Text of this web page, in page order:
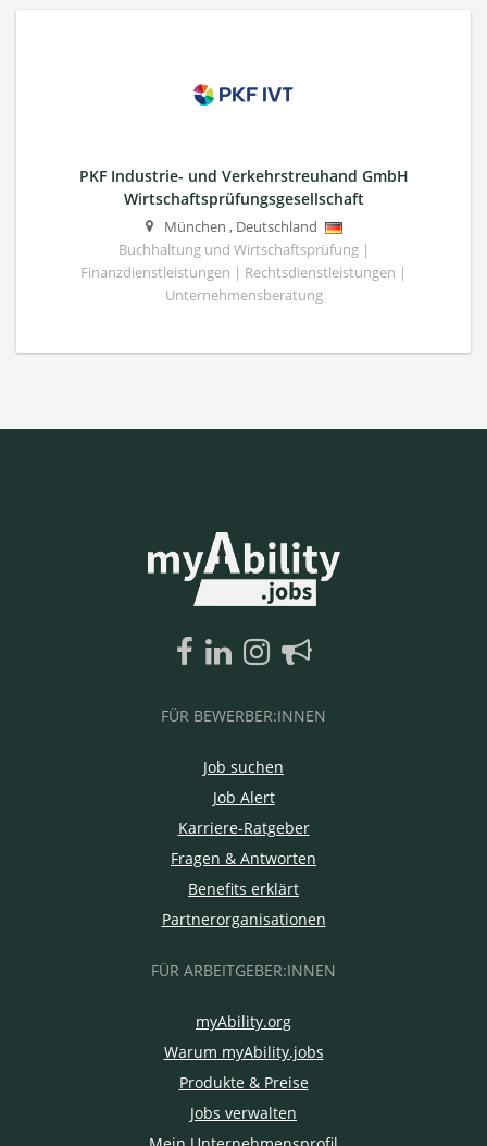
PKF Industrie- und Verkehrstreuhand GmbH
Wirtschaftsprüfungsgesellschaft
München , Deutschland
Buchhaltung und Wirtschaftsprüfung |
Finanzdienstleistungen | Rechtsdienstleistungen |
Unternehmensberatung
FÜR BEWERBER:INNEN
Job suchen
Job Alert
Karriere-Ratgeber
Fragen & Antworten
Benefits erklärt
Partnerorganisationen
FÜR ARBEITGEBER:INNEN
myAbility.org
Warum myAbility.jobs
Produkte & Preise
Jobs verwalten